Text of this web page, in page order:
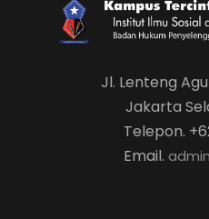
Jl. Lenteng
Jakarta
Telepon.
Email.